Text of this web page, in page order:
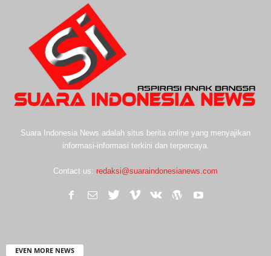
Suara Indonesia News adalah situs berita online yang menyajikan
informasi-informasi terkini dan terpercaya.
Contact us: redaksi@suaraindonesianews.com
EVEN MORE NEWS